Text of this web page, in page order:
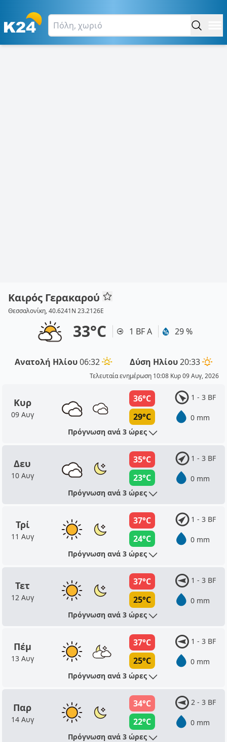
Καιρός Γερακαρού
Θεσσαλονίκη, 40.6241N 23.2126E
33°C 1 BF Α 29 %
Ανατολή Ηλίου06:32 Δύση Ηλίου20:33
Τελευταία ενημέρωση 10:08 Κυρ 09 Αυγ, 2026
Κυρ
09 Αυγ
36°C
29°C
1 - 3 BF
0 mm
Πρόγνωση ανά 3 ώρες
Δευ
10 Αυγ
35°C
23°C
1 - 3 BF
0 mm
Πρόγνωση ανά 3 ώρες
Τρί
11 Αυγ
37°C
24°C
1 - 3 BF
0 mm
Πρόγνωση ανά 3 ώρες
Τετ
12 Αυγ
37°C
25°C
1 - 3 BF
0 mm
Πρόγνωση ανά 3 ώρες
Πέμ
13 Αυγ
37°C
25°C
1 - 3 BF
0 mm
Πρόγνωση ανά 3 ώρες
Παρ
14 Αυγ
34°C
22°C
2 - 3 BF
0 mm
Πρόγνωση ανά 3 ώρες